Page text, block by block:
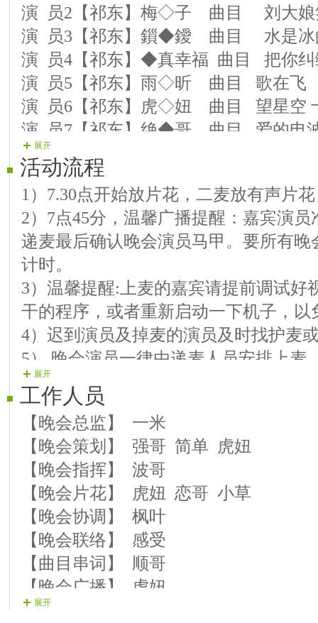
演 员2【祁东】梅◇子 曲目 刘大娘
演 员3【祁东】鎻◆鑀 曲目 水是冰
演 员4【祁东】◆真幸福 曲目 把你纠
演 员5【祁东】雨◇昕 曲目 歌在飞
演 员6【祁东】虎◇妞 曲目 望星空
演 员7【祁东】绝◆哥 曲目 爱的电
演 员8【祁东】仦☆妖 曲目 纳西情
第二篇章 明月寄相思 千里传真情
演 员9【祁东】獨◇酔 曲目 哥妹情
演 员10【祁东】樱◇桃 曲目 中华好
演 员11【祁东】面◆包 曲目 缘分五
演 员12【 纟エ /:* 氿】 曲目 小小新
演 员13【笛声声卡销售】 曲目 蝶恋
演 员14【祁东】四◆月】 曲目 但愿
演 员15【红◇姐】 曲目 送亲歌
演 员16【阿◆虎】 曲目 花儿你慢
第三篇章 皓月当空舞 中秋共团圆
演 员17【漂◆流】 曲目 感动
演 员18【青◆竹】 曲目 爱的路上
演 员19【玲◇玲】 曲目 家中的老
演 员20【强★哥】 曲目 看见你的
演 员21【祁东白云】 曲目 我是一
演 员22【★墨子★】 曲目 中秋调
演 员23【恋君】 曲目 说变就变
演 员24【鈊※唲】 曲目 情毒
演 员 25【格★格】 曲目 草原请你
展开
活动流程
1）7.30点开始放片花，二麦放有声片
2）7点45分，温馨广播提醒：嘉宾演
递麦最后确认晚会演员马甲。要所有
计时。
3）温馨提醒:上麦的嘉宾请提前调试好
干的程序，或者重新启动一下机子，
4）迟到演员及掉麦的演员及时找护麦
5）.晚会演员一律由递麦人员安排上麦
节目，不要说感谢之类的话
展开
工作人员
【晚会总监】 一米
【晚会策划】 强哥 简单 虎妞
【晚会指挥】 波哥
【晚会片花】 虎妞 恋哥 小草
【晚会协调】 枫叶
【晚会联络】 感受
【曲目串词】 顺哥
【晚会广播】 虎妞
【晚会主持】 顺哥 妮子
展开